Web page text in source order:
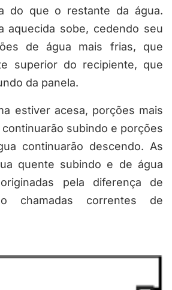
do que o restante da água.
aquecida sobe, cedendo seu
de água mais frias, que
superior do recipiente, que
da panela.
estiver acesa, porções mais
subindo e porções
continuarão descendo. As
quente subindo e de água
pela diferença de
chamadas correntes de